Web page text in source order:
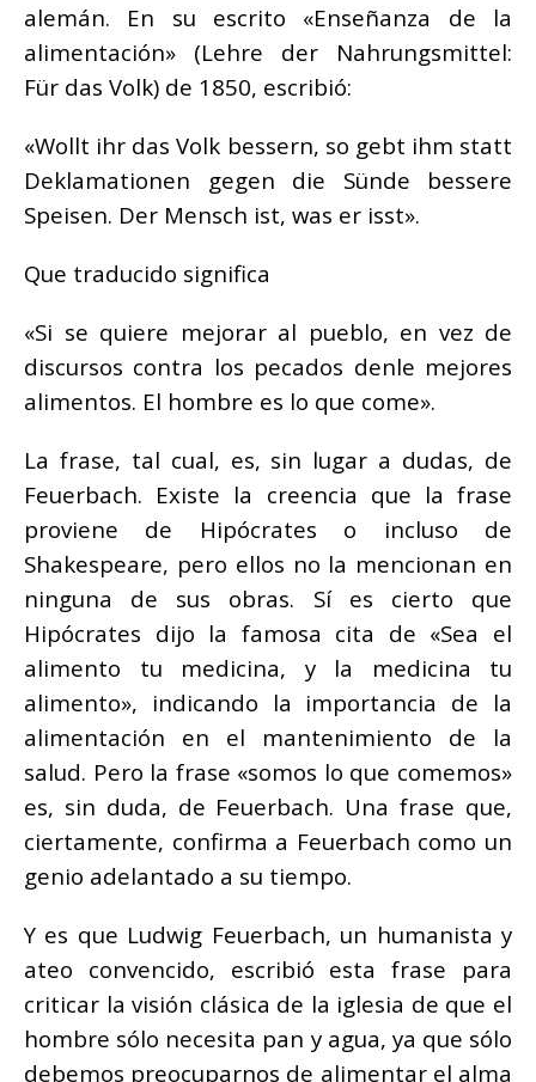
alemán. En su escrito «Enseñanza de la
alimentación» (Lehre der Nahrungsmittel:
Für das Volk) de 1850, escribió:
«Wollt ihr das Volk bessern, so gebt ihm statt
Deklamationen gegen die Sünde bessere
Speisen. Der Mensch ist, was er isst».
Que traducido significa
«Si se quiere mejorar al pueblo, en vez de
discursos contra los pecados denle mejores
alimentos. El hombre es lo que come».
La frase, tal cual, es, sin lugar a dudas, de
Feuerbach. Existe la creencia que la frase
proviene de Hipócrates o incluso de
Shakespeare, pero ellos no la mencionan en
ninguna de sus obras. Sí es cierto que
Hipócrates dijo la famosa cita de «Sea el
alimento tu medicina, y la medicina tu
alimento», indicando la importancia de la
alimentación en el mantenimiento de la
salud. Pero la frase «somos lo que comemos»
es, sin duda, de Feuerbach. Una frase que,
ciertamente, confirma a Feuerbach como un
genio adelantado a su tiempo.
Y es que Ludwig Feuerbach, un humanista y
ateo convencido, escribió esta frase para
criticar la visión clásica de la iglesia de que el
hombre sólo necesita pan y agua, ya que sólo
debemos preocuparnos de alimentar el alma